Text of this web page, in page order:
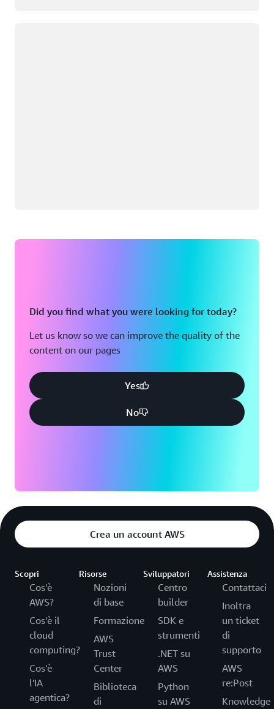
Did you find what you were looking for today?
Let us know so we can improve the quality of the
content on our pages
Yes
No
Crea un account AWS
Scopri
Cos'è
AWS?
Cos'è il
cloud
computing?
Cos'è
l'IA
agentica?
Risorse
Nozioni
di base
Formazione
AWS
Trust
Center
Biblioteca
di
Sviluppatori
Centro
builder
SDK e
strumenti
.NET su
AWS
Python
su AWS
Assistenza
Contattaci
Inoltra
un ticket
di
supporto
AWS
re:Post
Knowledge